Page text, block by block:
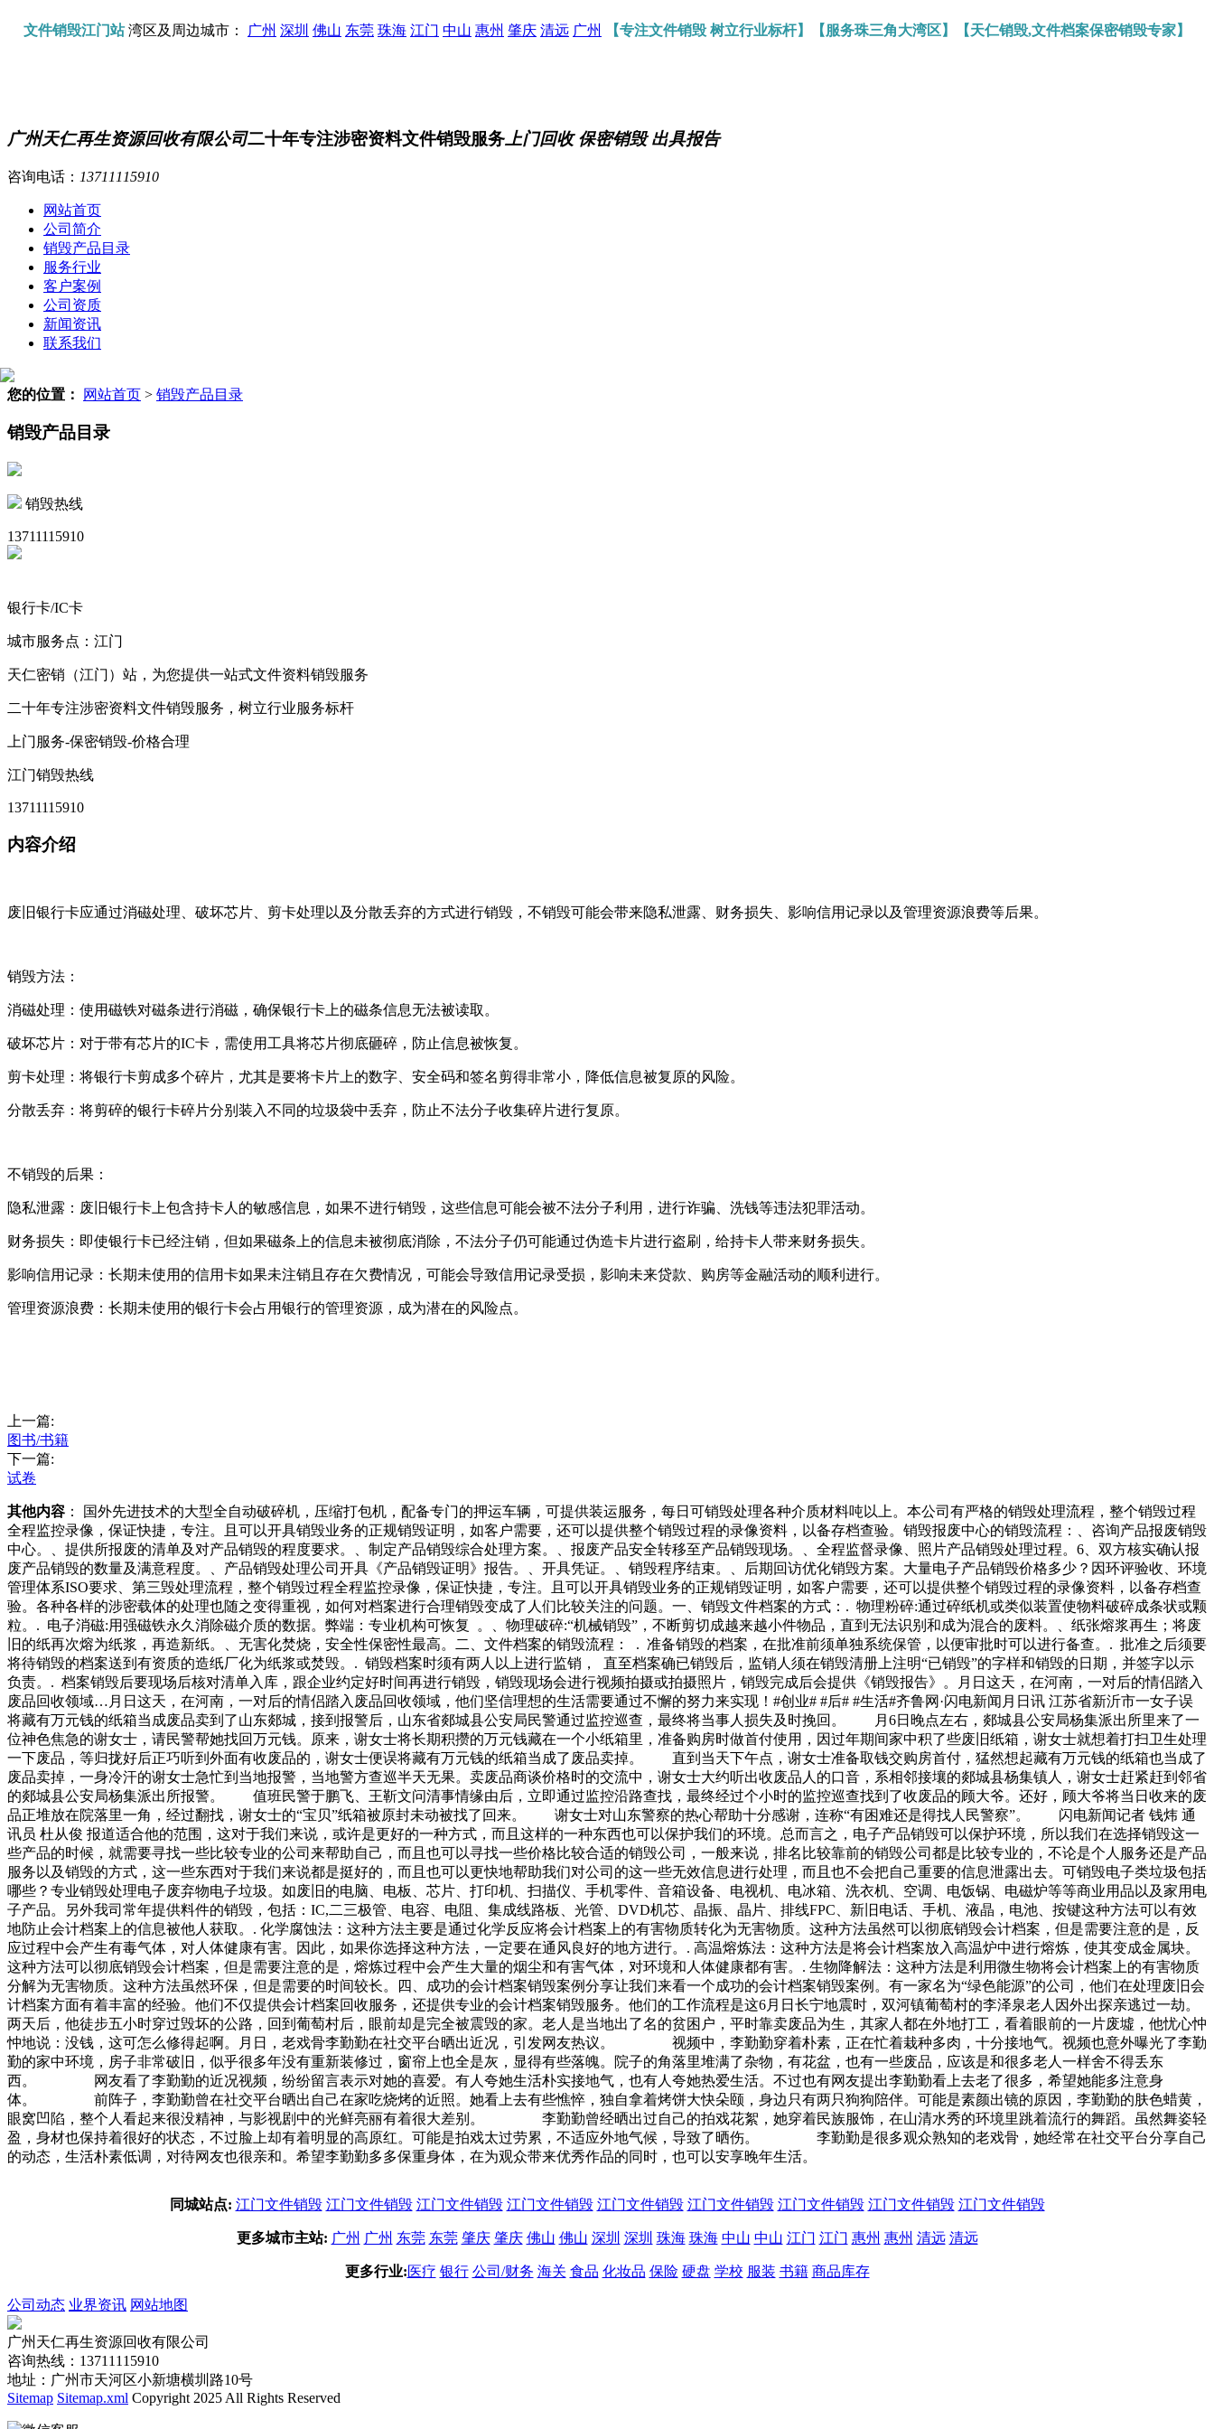
文件销毁江门站湾区及周边城市： 广州 深圳 佛山 东莞 珠海 江门 中山 惠州 肇庆 清远 广州 【专注文件销毁 树立行业标杆】【服务珠三角大湾区】【天仁销毁,文件档案保密销毁专家】
广州天仁再生资源回收有限公司二十年专注涉密资料文件销毁服务 上门回收 保密销毁 出具报告
咨询电话： 13711115910
网站首页
公司简介
销毁产品目录
服务行业
客户案例
公司资质
新闻资讯
联系我们
您的位置： 网站首页 > 销毁产品目录
销毁产品目录
销毁热线
13711115910
银行卡/IC卡
城市服务点：江门
天仁密销（江门）站，为您提供一站式文件资料销毁服务
二十年专注涉密资料文件销毁服务，树立行业服务标杆
上门服务-保密销毁-价格合理
江门销毁热线
13711115910
内容介绍
废旧银行卡应通过消磁处理、破坏芯片、剪卡处理以及分散丢弃的方式进行销毁，不销毁可能会带来隐私泄露、财务损失、影响信用记录以及管理资源浪费等后果。
销毁方法：
消磁处理：使用磁铁对磁条进行消磁，确保银行卡上的磁条信息无法被读取。
破坏芯片：对于带有芯片的IC卡，需使用工具将芯片彻底砸碎，防止信息被恢复。
剪卡处理：将银行卡剪成多个碎片，尤其是要将卡片上的数字、安全码和签名剪得非常小，降低信息被复原的风险。
分散丢弃：将剪碎的银行卡碎片分别装入不同的垃圾袋中丢弃，防止不法分子收集碎片进行复原。
不销毁的后果：
隐私泄露：废旧银行卡上包含持卡人的敏感信息，如果不进行销毁，这些信息可能会被不法分子利用，进行诈骗、洗钱等违法犯罪活动。
财务损失：即使银行卡已经注销，但如果磁条上的信息未被彻底消除，不法分子仍可能通过伪造卡片进行盗刷，给持卡人带来财务损失。
影响信用记录：长期未使用的信用卡如果未注销且存在欠费情况，可能会导致信用记录受损，影响未来贷款、购房等金融活动的顺利进行。
管理资源浪费：长期未使用的银行卡会占用银行的管理资源，成为潜在的风险点。
上一篇:
图书/书籍
下一篇:
试卷
其他内容 ： 国外先进技术的大型全自动破碎机，压缩打包机，配备专门的押运车辆，可提供装运服务，每日可销毁处理各种介质材料吨以上。本公司有严格的销毁处理流程，整个销毁过程
全程监控录像，保证快捷，专注。且可以开具销毁业务的正规销毁证明，如客户需要，还可以提供整个销毁过程的录像资料，以备存档查验。销毁报废中心的销毁流程：、咨询产品报废销毁
中心。、提供所报废的清单及对产品销毁的程度要求。、制定产品销毁综合处理方案。、报废产品安全转移至产品销毁现场。、全程监督录像、照片产品销毁处理过程。6、双方核实确认报
废产品销毁的数量及满意程度。、产品销毁处理公司开具《产品销毁证明》报告。、开具凭证。、销毁程序结束。、后期回访优化销毁方案。大量电子产品销毁价格多少？因环评验收、环境
管理体系ISO要求、第三毁处理流程，整个销毁过程全程监控录像，保证快捷，专注。且可以开具销毁业务的正规销毁证明，如客户需要，还可以提供整个销毁过程的录像资料，以备存档查
验。各种各样的涉密载体的处理也随之变得重视，如何对档案进行合理销毁变成了人们比较关注的问题。一、销毁文件档案的方式：. 物理粉碎:通过碎纸机或类似装置使物料破碎成条状或颗
粒。. 电子消磁:用强磁铁永久消除磁介质的数据。弊端：专业机构可恢复 。、物理破碎:“机械销毁”，不断剪切成越来越小件物品，直到无法识别和成为混合的废料。、纸张熔浆再生；将废
旧的纸再次熔为纸浆，再造新纸。、无害化焚烧，安全性保密性最高。二、文件档案的销毁流程： . 准备销毁的档案，在批准前须单独系统保管，以便审批时可以进行备查。. 批准之后须要
将待销毁的档案送到有资质的造纸厂化为纸浆或焚毁。. 销毁档案时须有两人以上进行监销， 直至档案确已销毁后，监销人须在销毁清册上注明“已销毁”的字样和销毁的日期，并签字以示
负责。. 档案销毁后要现场后核对清单入库，跟企业约定好时间再进行销毁，销毁现场会进行视频拍摄或拍摄照片，销毁完成后会提供《销毁报告》。月日这天，在河南，一对后的情侣踏入
废品回收领域…月日这天，在河南，一对后的情侣踏入废品回收领域，他们坚信理想的生活需要通过不懈的努力来实现！#创业# #后# #生活#齐鲁网·闪电新闻月日讯 江苏省新沂市一女子误
将藏有万元钱的纸箱当成废品卖到了山东郯城，接到报警后，山东省郯城县公安局民警通过监控巡查，最终将当事人损失及时挽回。 月6日晚点左右，郯城县公安局杨集派出所里来了一
位神色焦急的谢女士，请民警帮她找回万元钱。原来，谢女士将长期积攒的万元钱藏在一个小纸箱里，准备购房时做首付使用，因过年期间家中积了些废旧纸箱，谢女士就想着打扫卫生处理
一下废品，等归拢好后正巧听到外面有收废品的，谢女士便误将藏有万元钱的纸箱当成了废品卖掉。 直到当天下午点，谢女士准备取钱交购房首付，猛然想起藏有万元钱的纸箱也当成了
废品卖掉，一身冷汗的谢女士急忙到当地报警，当地警方查巡半天无果。卖废品商谈价格时的交流中，谢女士大约听出收废品人的口音，系相邻接壤的郯城县杨集镇人，谢女士赶紧赶到邻省
的郯城县公安局杨集派出所报警。 值班民警于鹏飞、王靳文问清事情缘由后，立即通过监控沿路查找，最终经过个小时的监控巡查找到了收废品的顾大爷。还好，顾大爷将当日收来的废
品正堆放在院落里一角，经过翻找，谢女士的“宝贝”纸箱被原封未动被找了回来。 谢女士对山东警察的热心帮助十分感谢，连称“有困难还是得找人民警察”。 闪电新闻记者 钱炜 通
讯员 杜从俊 报道适合他的范围，这对于我们来说，或许是更好的一种方式，而且这样的一种东西也可以保护我们的环境。总而言之，电子产品销毁可以保护环境，所以我们在选择销毁这一
些产品的时候，就需要寻找一些比较专业的公司来帮助自己，而且也可以寻找一些价格比较合适的销毁公司，一般来说，排名比较靠前的销毁公司都是比较专业的，不论是个人服务还是产品
服务以及销毁的方式，这一些东西对于我们来说都是挺好的，而且也可以更快地帮助我们对公司的这一些无效信息进行处理，而且也不会把自己重要的信息泄露出去。可销毁电子类垃圾包括
哪些？专业销毁处理电子废弃物电子垃圾。如废旧的电脑、电板、芯片、打印机、扫描仪、手机零件、音箱设备、电视机、电冰箱、洗衣机、空调、电饭锅、电磁炉等等商业用品以及家用电
子产品。另外我司常年提供料件的销毁，包括：IC,二三极管、电容、电阻、集成线路板、光管、DVD机芯、晶振、晶片、排线FPC、新旧电话、手机、液晶，电池、按键这种方法可以有效
地防止会计档案上的信息被他人获取。. 化学腐蚀法：这种方法主要是通过化学反应将会计档案上的有害物质转化为无害物质。这种方法虽然可以彻底销毁会计档案，但是需要注意的是，反
应过程中会产生有毒气体，对人体健康有害。因此，如果你选择这种方法，一定要在通风良好的地方进行。. 高温熔炼法：这种方法是将会计档案放入高温炉中进行熔炼，使其变成金属块。
这种方法可以彻底销毁会计档案，但是需要注意的是，熔炼过程中会产生大量的烟尘和有害气体，对环境和人体健康都有害。. 生物降解法：这种方法是利用微生物将会计档案上的有害物质
分解为无害物质。这种方法虽然环保，但是需要的时间较长。四、成功的会计档案销毁案例分享让我们来看一个成功的会计档案销毁案例。有一家名为“绿色能源”的公司，他们在处理废旧会
计档案方面有着丰富的经验。他们不仅提供会计档案回收服务，还提供专业的会计档案销毁服务。他们的工作流程是这6月日长宁地震时，双河镇葡萄村的李泽泉老人因外出探亲逃过一劫。
两天后，他徒步五小时穿过毁坏的公路，回到葡萄村后，眼前却是完全被震毁的家。老人是当地出了名的贫困户，平时靠卖废品为生，其家人都在外地打工，看着眼前的一片废墟，他忧心忡
忡地说：没钱，这可怎么修得起啊。月日，老戏骨李勤勤在社交平台晒出近况，引发网友热议。 视频中，李勤勤穿着朴素，正在忙着栽种多肉，十分接地气。视频也意外曝光了李勤
勤的家中环境，房子非常破旧，似乎很多年没有重新装修过，窗帘上也全是灰，显得有些落魄。院子的角落里堆满了杂物，有花盆，也有一些废品，应该是和很多老人一样舍不得丢东
西。 网友看了李勤勤的近况视频，纷纷留言表示对她的喜爱。有人夸她生活朴实接地气，也有人夸她热爱生活。不过也有网友提出李勤勤看上去老了很多，希望她能多注意身
体。 前阵子，李勤勤曾在社交平台晒出自己在家吃烧烤的近照。她看上去有些憔悴，独自拿着烤饼大快朵颐，身边只有两只狗狗陪伴。可能是素颜出镜的原因，李勤勤的肤色蜡黄，
眼窝凹陷，整个人看起来很没精神，与影视剧中的光鲜亮丽有着很大差别。 李勤勤曾经晒出过自己的拍戏花絮，她穿着民族服饰，在山清水秀的环境里跳着流行的舞蹈。虽然舞姿轻
盈，身材也保持着很好的状态，不过脸上却有着明显的高原红。可能是拍戏太过劳累，不适应外地气候，导致了晒伤。 李勤勤是很多观众熟知的老戏骨，她经常在社交平台分享自己
的动态，生活朴素低调，对待网友也很亲和。希望李勤勤多多保重身体，在为观众带来优秀作品的同时，也可以安享晚年生活。
同城站点: 江门文件销毁 江门文件销毁 江门文件销毁 江门文件销毁 江门文件销毁 江门文件销毁 江门文件销毁 江门文件销毁 江门文件销毁
更多城市主站: 广州 广州 东莞 东莞 肇庆 肇庆 佛山 佛山 深圳 深圳 珠海 珠海 中山 中山 江门 江门 惠州 惠州 清远 清远
更多行业: 医疗 银行 公司/财务 海关 食品 化妆品 保险 硬盘 学校 服装 书籍 商品库存
公司动态 业界资讯 网站地图
广州天仁再生资源回收有限公司
咨询热线：13711115910
地址：广州市天河区小新塘横圳路10号
Sitemap Sitemap.xml Copyright 2025 All Rights Reserved